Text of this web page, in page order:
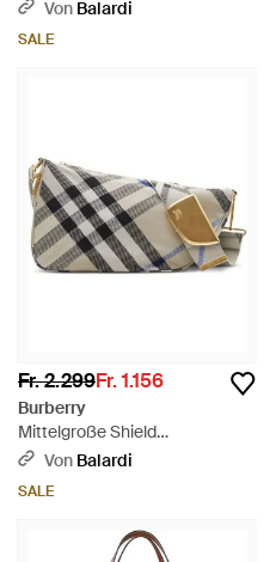
Von Balardi
SALE
Fr. 2.299Fr. 1.156
Burberry
Mittelgroße Shield
Schultertasche Mit Check -
Von Balardi
SALE